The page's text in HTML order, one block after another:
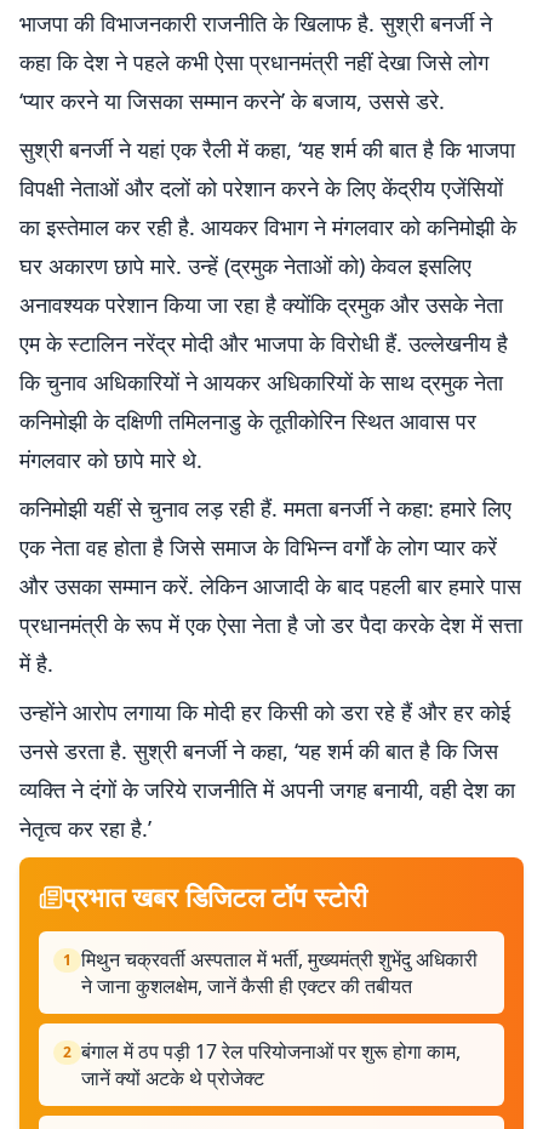
भाजपा की विभाजनकारी राजनीति के खिलाफ है. सुश्री बनर्जी ने
कहा कि देश ने पहले कभी ऐसा प्रधानमंत्री नहीं देखा जिसे लोग
‘प्यार करने या जिसका सम्मान करने’ के बजाय, उससे डरे.
सुश्री बनर्जी ने यहां एक रैली में कहा, ‘यह शर्म की बात है कि भाजपा
विपक्षी नेताओं और दलों को परेशान करने के लिए केंद्रीय एजेंसियों
का इस्तेमाल कर रही है. आयकर विभाग ने मंगलवार को कनिमोझी के
घर अकारण छापे मारे. उन्हें (द्रमुक नेताओं को) केवल इसलिए
अनावश्यक परेशान किया जा रहा है क्योंकि द्रमुक और उसके नेता
एम के स्टालिन नरेंद्र मोदी और भाजपा के विरोधी हैं. उल्लेखनीय है
कि चुनाव अधिकारियों ने आयकर अधिकारियों के साथ द्रमुक नेता
कनिमोझी के दक्षिणी तमिलनाडु के तूतीकोरिन स्थित आवास पर
मंगलवार को छापे मारे थे.
कनिमोझी यहीं से चुनाव लड़ रही हैं. ममता बनर्जी ने कहा: हमारे लिए
एक नेता वह होता है जिसे समाज के विभिन्न वर्गों के लोग प्यार करें
और उसका सम्मान करें. लेकिन आजादी के बाद पहली बार हमारे पास
प्रधानमंत्री के रूप में एक ऐसा नेता है जो डर पैदा करके देश में सत्ता
में है.
उन्होंने आरोप लगाया कि मोदी हर किसी को डरा रहे हैं और हर कोई
उनसे डरता है. सुश्री बनर्जी ने कहा, ‘यह शर्म की बात है कि जिस
व्यक्ति ने दंगों के जरिये राजनीति में अपनी जगह बनायी, वही देश का
नेतृत्व कर रहा है.’
प्रभात खबर डिजिटल टॉप स्टोरी
1 मिथुन चक्रवर्ती अस्पताल में भर्ती, मुख्यमंत्री शुभेंदु अधिकारी
ने जाना कुशलक्षेम, जानें कैसी ही एक्टर की तबीयत
2 बंगाल में ठप पड़ी 17 रेल परियोजनाओं पर शुरू होगा काम,
जानें क्यों अटके थे प्रोजेक्ट